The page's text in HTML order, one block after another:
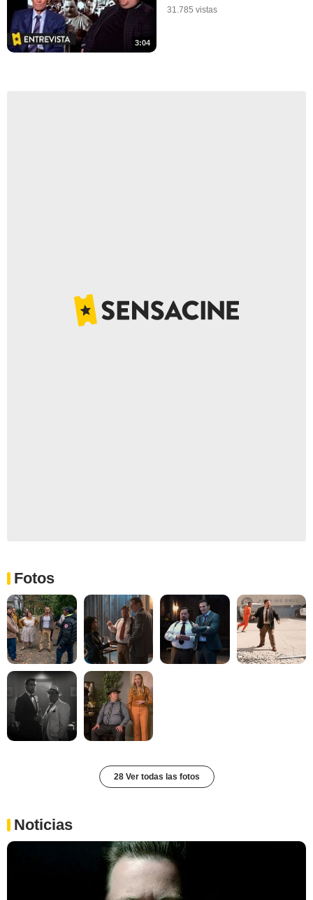
3:04
31.785 vistas
Fotos
28 Ver todas las fotos
Noticias